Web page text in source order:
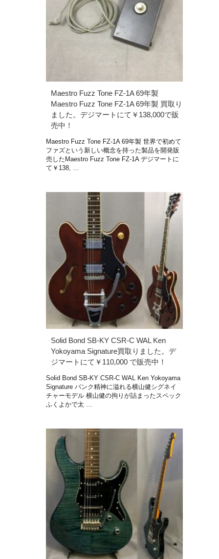
Maestro Fuzz Tone FZ-1A 69年製
Maestro Fuzz Tone FZ-1A 69年製 買取り
ました。デジマートにて￥138,000で販
売中！
Maestro Fuzz Tone FZ-1A 69年製 世界で初めて
ファズという新しい概念を持った製品を開発販
売したMaestro Fuzz Tone FZ-1A デジマートに
て￥138, …
Solid Bond SB-KY CSR-C WAL Ken
Yokoyama Signature買取りました。デ
ジマートにて￥110,000 で販売中！
Solid Bond SB-KY CSR-C WAL Ken Yokoyama
Signature パンク精神に溢れる横山健シグネイ
チャーモデル 横山健の拘りが詰まったスペック
ふくよかで太 …